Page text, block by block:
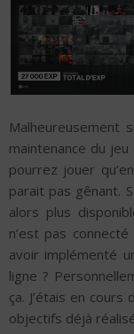
Malheureusement
maintenance du
pourrez jouer
parait pas gênant.
alors plus
n’est pas
avoir implémenté
ligne ?
ça. J’étais en
objectifs déjà